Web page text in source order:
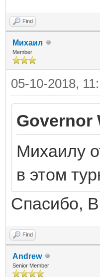
Find
Михаил
Member
05-10-2018,
Governor
Михаилу
в этом
Спасибо,
Find
Andrew
Senior Member